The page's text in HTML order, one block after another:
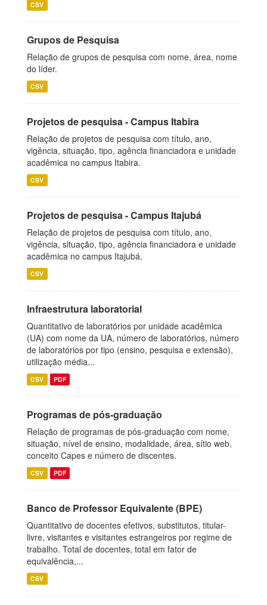
CSV
Grupos de Pesquisa
Relação de grupos de pesquisa com nome, área, nome
do líder.
CSV
Projetos de pesquisa - Campus Itabira
Relação de projetos de pesquisa com título, ano,
vigência, situação, tipo, agência financiadora e unidade
acadêmica no campus Itabira.
CSV
Projetos de pesquisa - Campus Itajubá
Relação de projetos de pesquisa com título, ano,
vigência, situação, tipo, agência financiadora e unidade
acadêmica no campus Itajubá.
CSV
Infraestrutura laboratorial
Quantitativo de laboratórios por unidade acadêmica
(UA) com nome da UA, número de laboratórios, número
de laboratórios por tipo (ensino, pesquisa e extensão),
utilização média...
CSV PDF
Programas de pós-graduação
Relação de programas de pós-graduação com nome,
situação, nível de ensino, modalidade, área, sítio web,
conceito Capes e número de discentes.
CSV PDF
Banco de Professor Equivalente (BPE)
Quantitativo de docentes efetivos, substitutos, titular-
livre, visitantes e visitantes estrangeiros por regime de
trabalho. Total de docentes, total em fator de
equivalência,...
CSV